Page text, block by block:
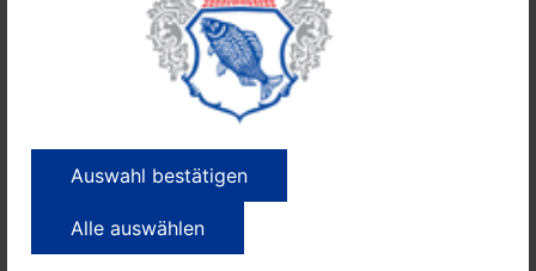
Auswahl bestätigen
Alle auswählen
Bevölkerungszahlen, blieb aber dennoch eine kleinere
Mittelstadt. Der Großteil der damaligen
Siedlungsbewegung richtete sich auf das boomende
Nach dem Zweiten Weltkrieg kam es nochmal zu einer
erheblichen Siedlungsneuwelle aus Vertriebenen aus
den deutschen Ostgebieten. Danach setzte ein
langsamer Redutkionsprozess ein. Die
Reproduktionsrate reduzierte sich auch hier wie im